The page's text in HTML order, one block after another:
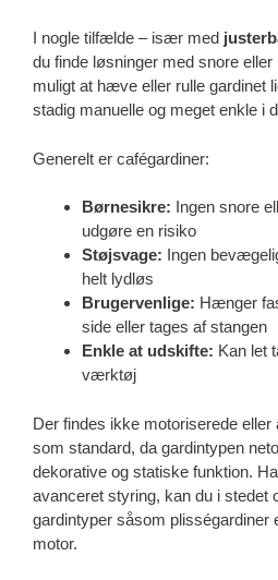
I nogle tilfælde – især med
du finde løsninger med snore
muligt at hæve eller rulle gardinet
stadig manuelle og meget enkle i
Generelt er cafégardiner:
Børnesikre: Ingen snore
udgøre en risiko
Støjsvage: Ingen
helt lydløs
Brugervenlige: Hænger
side eller tages af stangen
Enkle at udskifte: Kan let
værktøj
Der findes ikke motoriserede
som standard, da gardintypen
dekorative og statiske funktion.
avanceret styring, kan du i stedet
gardintyper såsom plisségardiner
motor.